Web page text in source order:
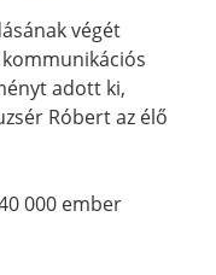
végét
adott ki,
Róbert az élő
000 ember